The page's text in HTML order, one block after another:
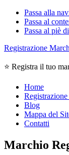
Passa alla
Passa al
Passa al piè
Registrazione
⭐ Registra il tuo
Home
Blog
Mappa del
Contatti
Marchio